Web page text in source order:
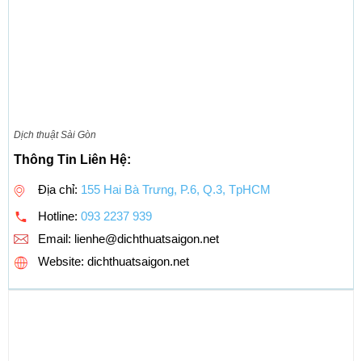
Dịch thuật Sài Gòn
Thông Tin Liên Hệ:
Địa chỉ: 155 Hai Bà Trưng, P.6, Q.3, TpHCM
Hotline: 093 2237 939
Email: lienhe@dichthuatsaigon.net
Website: dichthuatsaigon.net